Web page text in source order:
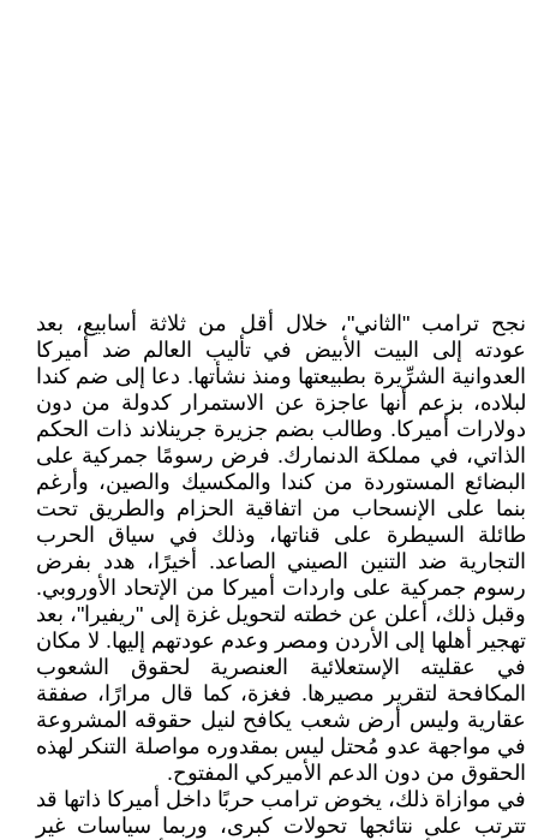
نجح ترامب "الثاني"، خلال أقل من ثلاثة أسابيع، بعد
عودته إلى البيت الأبيض في تأليب العالم ضد أميركا
العدوانية الشرِّيرة بطبيعتها ومنذ نشأتها. دعا إلى ضم كندا
لبلاده، بزعم أنها عاجزة عن الاستمرار كدولة من دون
دولارات أميركا. وطالب بضم جزيرة جرينلاند ذات الحكم
الذاتي، في مملكة الدنمارك. فرض رسومًا جمركية على
البضائع المستوردة من كندا والمكسيك والصين، وأرغم
بنما على الإنسحاب من اتفاقية الحزام والطريق تحت
طائلة السيطرة على قناتها، وذلك في سياق الحرب
التجارية ضد التنين الصيني الصاعد. أخيرًا، هدد بفرض
رسوم جمركية على واردات أميركا من الإتحاد الأوروبي.
وقبل ذلك، أعلن عن خطته لتحويل غزة إلى "ريفيرا"، بعد
تهجير أهلها إلى الأردن ومصر وعدم عودتهم إليها. لا مكان
في عقليته الإستعلائية العنصرية لحقوق الشعوب
المكافحة لتقرير مصيرها. فغزة، كما قال مرارًا، صفقة
عقارية وليس أرض شعب يكافح لنيل حقوقه المشروعة
في مواجهة عدو مُحتل ليس بمقدوره مواصلة التنكر لهذه
الحقوق من دون الدعم الأميركي المفتوح.
في موازاة ذلك، يخوض ترامب حربًا داخل أميركا ذاتها قد
تترتب على نتائجها تحولات كبرى، وربما سياسات غير